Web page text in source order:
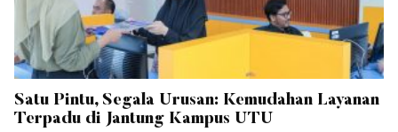
Satu Pintu, Segala Urusan: Kemudahan Layanan
Terpadu di Jantung Kampus UTU